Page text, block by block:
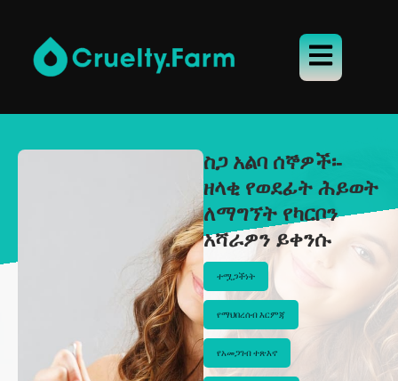
ስጋ አልባ ሰኞዎች፡-
ዘላቂ የወደፊት ሕይወት
ለማግኘት የካርቦን
አሻራዎን ይቀንሱ
ተሟጋችነት
የማህበረሰብ እርምጃ
የአመጋገብ ተጽእኖ